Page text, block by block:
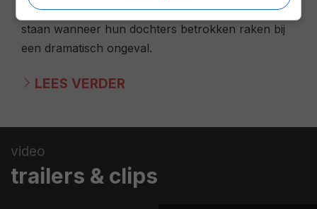
vriendschap komt echter zwaar onder druk te
staan wanneer hun dochters betrokken raken bij
een dramatisch ongeval.
LEES VERDER
video
trailers & clips